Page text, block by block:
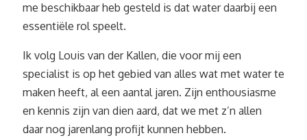
me beschikbaar heb gesteld is dat water daarbij een
essentiële rol speelt.
Ik volg Louis van der Kallen, die voor mij een
specialist is op het gebied van alles wat met water te
maken heeft, al een aantal jaren. Zijn enthousiasme
en kennis zijn van dien aard, dat we met z’n allen
daar nog jarenlang profijt kunnen hebben.